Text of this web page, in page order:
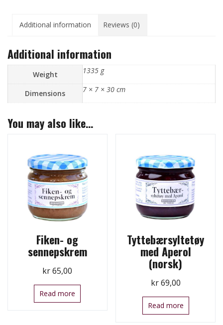
Additional information Reviews (0)
Additional information
Weight 1335 g
Dimensions 7 × 7 × 30 cm
You may also like…
Fiken- og
sennepskrem
kr65,00
Read more
Tyttebærsyltetøy
med Aperol
(norsk)
kr69,00
Read more